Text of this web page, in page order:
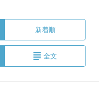
新着順
全文